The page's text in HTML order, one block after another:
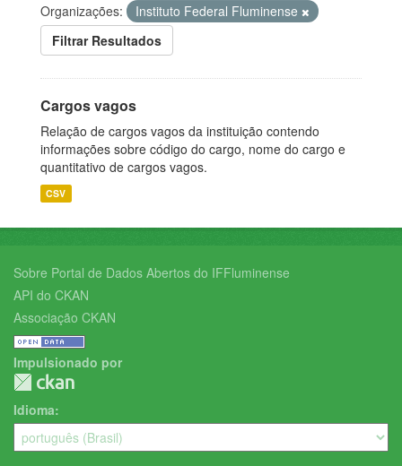
Organizações:
Instituto Federal Fluminense
Filtrar Resultados
Cargos vagos
Relação de cargos vagos da instituição contendo
informações sobre código do cargo, nome do cargo e
quantitativo de cargos vagos.
CSV
Sobre Portal de Dados Abertos do IFFluminense
API do CKAN
Associação CKAN
Impulsionado por
Idioma